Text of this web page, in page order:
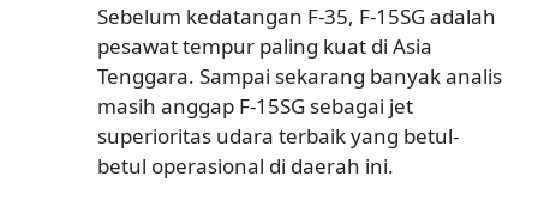
Sebelum kedatangan F-35, F-15SG adalah
pesawat tempur paling kuat di Asia
Tenggara. Sampai sekarang banyak analis
masih anggap F-15SG sebagai jet
superioritas udara terbaik yang betul-
betul operasional di daerah ini.